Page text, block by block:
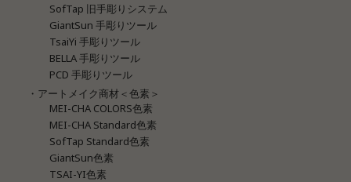
SofTap 旧手彫りシステム
GiantSun 手彫りツール
TsaiYi 手彫りツール
BELLA 手彫りツール
PCD 手彫りツール
・アートメイク商材＜色素＞
MEI-CHA COLORS色素
MEI-CHA Standard色素
SofTap Standard色素
GiantSun色素
TSAI-YI色素